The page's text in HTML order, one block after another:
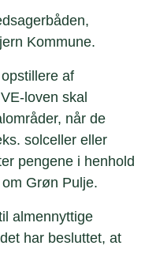
Kommune.
af
loven skal
når de
solceller eller
pengene i henhold
Grøn Pulje.
almennyttige
har besluttet, at